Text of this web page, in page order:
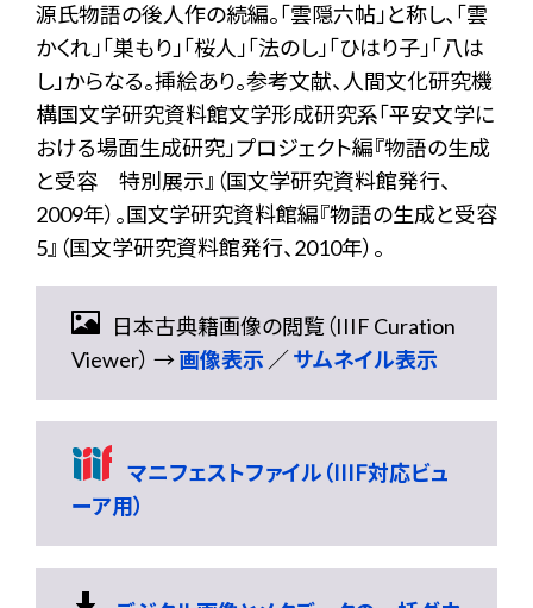
源氏物語の後人作の続編。「雲隠六帖」と称し、「雲
かくれ」「巣もり」「桜人」「法のし」「ひはり子」「八は
し」からなる。挿絵あり。参考文献、人間文化研究機
構国文学研究資料館文学形成研究系「平安文学に
おける場面生成研究」プロジェクト編『物語の生成
と受容 特別展示』（国文学研究資料館発行、
2009年）。国文学研究資料館編『物語の生成と受容
5』（国文学研究資料館発行、2010年）。
日本古典籍画像の閲覧（IIIF Curation
Viewer） →画像表示 ／サムネイル表示
マニフェストファイル（IIIF対応ビュ
ーア用）